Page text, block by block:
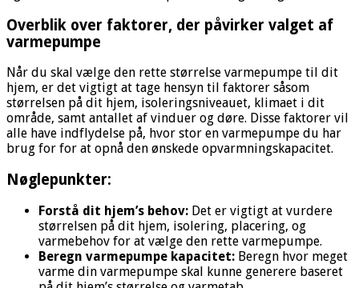
Overblik over faktorer, der påvirker valget af
varmepumpe
Når du skal vælge den rette størrelse varmepumpe til dit
hjem, er det vigtigt at tage hensyn til faktorer såsom
størrelsen på dit hjem, isoleringsniveauet, klimaet i dit
område, samt antallet af vinduer og døre. Disse faktorer vil
alle have indflydelse på, hvor stor en varmepumpe du har
brug for for at opnå den ønskede opvarmningskapacitet.
Nøglepunkter:
Forstå dit hjem’s behov: Det er vigtigt at vurdere
størrelsen på dit hjem, isolering, placering, og
varmebehov for at vælge den rette varmepumpe.
Beregn varmepumpe kapacitet: Beregn hvor meget
varme din varmepumpe skal kunne generere baseret